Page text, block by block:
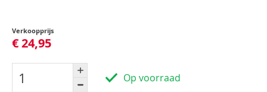
Verkoopprijs
€ 24,95
Op voorraad